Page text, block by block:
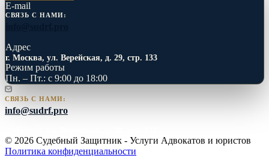
E-mail
СВЯЗЬ С НАМИ:
Адрес
г. Москва, ул. Верейская, д. 29, стр. 133
Режим работы
Пн. – Пт.: с 9:00 до 18:00
СВЯЗЬ С НАМИ:
info@sudrf.pro
© 2026 Судебный Защитник - Услуги Адвокатов и юристов
Политика конфиденциальности